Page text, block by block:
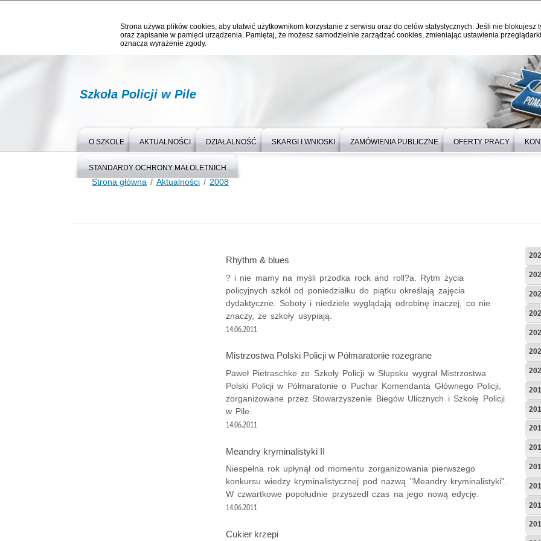
Strona używa plików cookies, aby ułatwić użytkownikom korzystanie z serwisu oraz do celów statystycznych. Jeśli nie blokujesz
oraz zapisanie w pamięci urządzenia. Pamiętaj, że możesz samodzielnie zarządzać cookies, zmieniając ustawienia
oznacza wyrażenie zgody.
Szkoła Policji w Pile
O SZKOLE AKTUALNOŚCI DZIAŁALNOŚĆ SKARGI I WNIOSKI ZAMÓWIENIA PUBLICZNE OFERTY PRACY
STANDARDY OCHRONY MAŁOLETNICH
Strona główna Aktualności 2008
Rhythm & blues
? i nie mamy na myśli przodka rock and roll?a. Rytm życia
policyjnych szkół od poniedziałku do piątku określają zajęcia
dydaktyczne. Soboty i niedziele wyglądają odrobinę inaczej, co nie
znaczy, że szkoły usypiają.
14.06.2011
Mistrzostwa Polski Policji w Półmaratonie rozegrane
Paweł Pietraschke ze Szkoły Policji w Słupsku wygrał Mistrzostwa
Polski Policji w Półmaratonie o Puchar Komendanta Głównego Policji,
zorganizowane przez Stowarzyszenie Biegów Ulicznych i Szkołę Policji
w Pile.
14.06.2011
Meandry kryminalistyki II
Niespełna rok upłynął od momentu zorganizowania pierwszego
konkursu wiedzy kryminalistycznej pod nazwą "Meandry kryminalistyki".
W czwartkowe popołudnie przyszedł czas na jego nową edycję.
14.06.2011
Cukier krzepi